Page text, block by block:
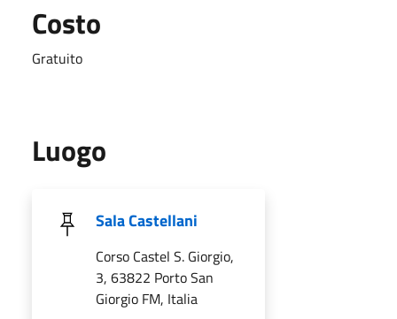
Costo
Gratuito
Luogo
Sala Castellani
Corso Castel S. Giorgio,
3, 63822 Porto San
Giorgio FM, Italia